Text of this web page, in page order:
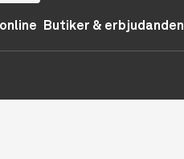
Butiker & erbjudanden